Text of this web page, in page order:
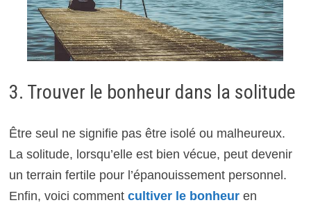
3. Trouver le bonheur dans la solitude
Être seul ne signifie pas être isolé ou malheureux.
La solitude, lorsqu’elle est bien vécue, peut devenir
un terrain fertile pour l’épanouissement personnel.
Enfin, voici comment cultiver le bonheuren